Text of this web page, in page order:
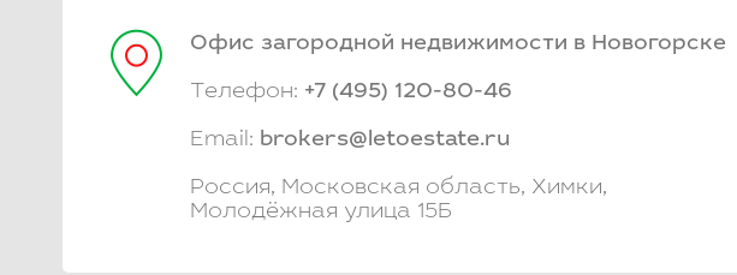
Офис загородной недвижимости в Новогорске
Телефон: +7 (495) 120-80-46
Email: brokers@letoestate.ru
Россия, Московская область, Химки,
Молодёжная улица 15Б